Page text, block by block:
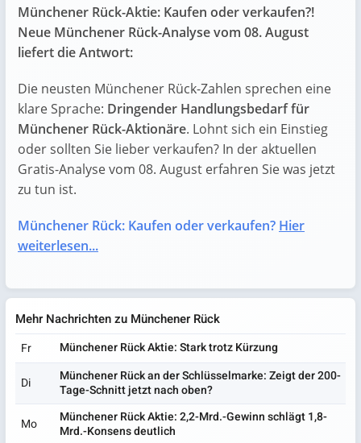
Münchener Rück-Aktie: Kaufen oder verkaufen?!
Neue Münchener Rück-Analyse vom 08. August
liefert die Antwort:
Die neusten Münchener Rück-Zahlen sprechen eine
klare Sprache: Dringender Handlungsbedarf für
Münchener Rück-Aktionäre. Lohnt sich ein Einstieg
oder sollten Sie lieber verkaufen? In der aktuellen
Gratis-Analyse vom 08. August erfahren Sie was jetzt
zu tun ist.
Münchener Rück: Kaufen oder verkaufen? Hier
weiterlesen...
Mehr Nachrichten zu Münchener Rück
Fr Münchener Rück Aktie: Stark trotz Kürzung
Di
Münchener Rück an der Schlüsselmarke: Zeigt der 200-
Tage-Schnitt jetzt nach oben?
Mo
Münchener Rück Aktie: 2,2-Mrd.-Gewinn schlägt 1,8-
Mrd.-Konsens deutlich